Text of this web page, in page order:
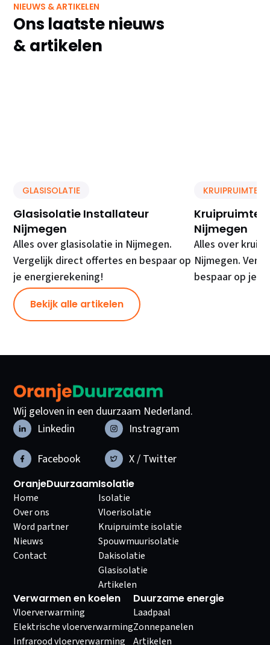
NIEUWS & ARTIKELEN
Ons laatste nieuws
& artikelen
GLASISOLATIE
Glasisolatie Installateur
Nijmegen
Alles over glasisolatie in Nijmegen.
Vergelijk direct offertes en bespaar op
je energierekening!
KRUIPRUIMTE
Kruipruimte
Nijmegen
Alles over
Nijmegen.
bespaar op je
Bekijk alle artikelen
Wij geloven in een duurzaam Nederland.
Linkedin
Instragram
Facebook
X / Twitter
OranjeDuurzaam
Home
Over ons
Word partner
Nieuws
Contact
Isolatie
Isolatie
Vloerisolatie
Kruipruimte isolatie
Spouwmuurisolatie
Dakisolatie
Glasisolatie
Artikelen
Verwarmen en koelen
Vloerverwarming
Elektrische vloerverwarming
Infrarood vloerverwarming
Duurzame energie
Laadpaal
Zonnepanelen
Artikelen